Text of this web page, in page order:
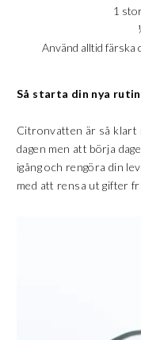
1
Använd alltid färska
Så starta din nya
Citronvatten är så klart
dagen men att börja
igång och rengöra din
med att rensa ut gifter